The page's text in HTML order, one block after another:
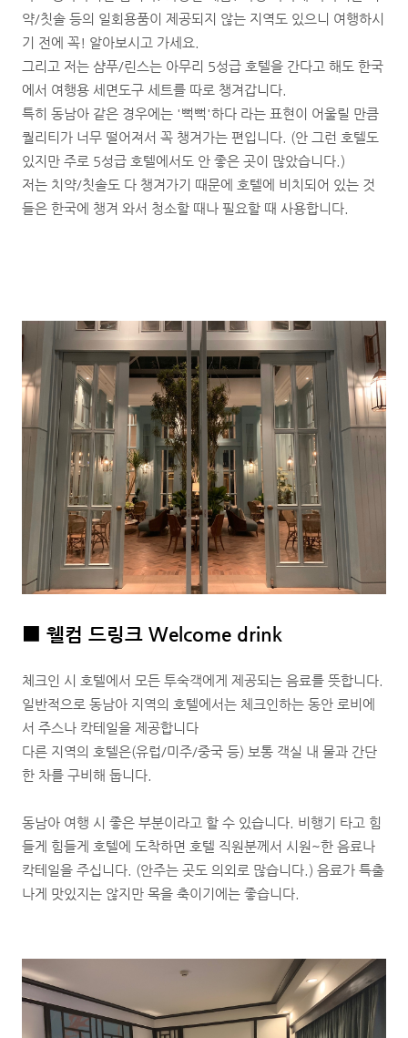
약/칫솔 등의 일회용품이 제공되지 않는 지역도 있으니 여행하시
기 전에 꼭! 알아보시고 가세요.
그리고 저는 샴푸/린스는 아무리 5성급 호텔을 간다고 해도 한국
에서 여행용 세면도구 세트를 따로 챙겨갑니다.
특히 동남아 같은 경우에는 '뻑뻑'하다 라는 표현이 어울릴 만큼
퀄리티가 너무 떨어져서 꼭 챙겨가는 편입니다. (안 그런 호텔도
있지만 주로 5성급 호텔에서도 안 좋은 곳이 많았습니다.)
저는 치약/칫솔도 다 챙겨가기 때문에 호텔에 비치되어 있는 것
들은 한국에 챙겨 와서 청소할 때나 필요할 때 사용합니다.
웰컴 드링크 Welcome drink
체크인 시 호텔에서 모든 투숙객에게 제공되는 음료를 뜻합니다.
일반적으로 동남아 지역의 호텔에서는 체크인하는 동안 로비에
서 주스나 칵테일을 제공합니다
다른 지역의 호텔은(유럽/미주/중국 등) 보통 객실 내 물과 간단
한 차를 구비해 둡니다.
동남아 여행 시 좋은 부분이라고 할 수 있습니다. 비행기 타고 힘
들게 힘들게 호텔에 도착하면 호텔 직원분께서 시원~한 음료나
칵테일을 주십니다. (안주는 곳도 의외로 많습니다.) 음료가 특출
나게 맛있지는 않지만 목을 축이기에는 좋습니다.